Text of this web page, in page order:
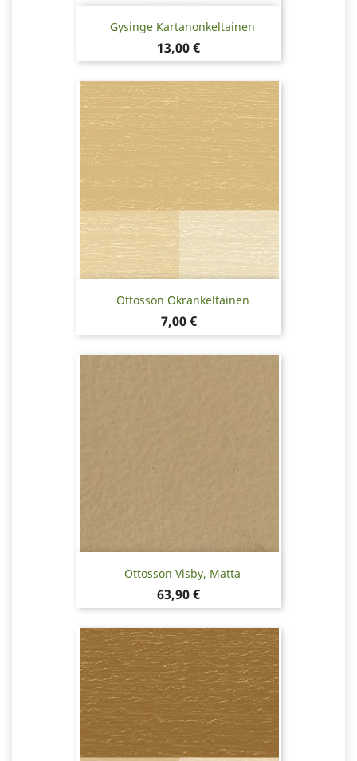
Gysinge Kartanonkeltainen
Hinta
13,00 €
Ottosson Okrankeltainen
Hinta
7,00 €
Ottosson Visby, Matta
Hinta
63,90 €